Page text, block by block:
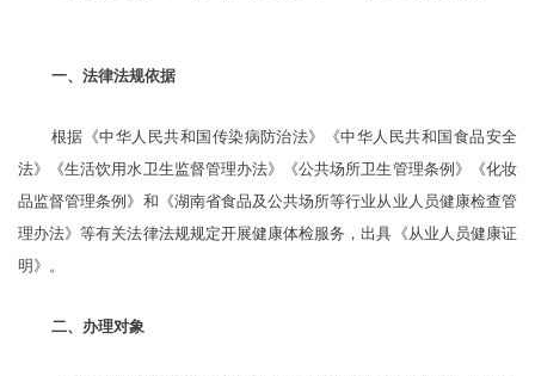
一、法律法规依据
根据《中华人民共和国传染病防治法》《中华人民共和国食品安全
法》《生活饮用水卫生监督管理办法》《公共场所卫生管理条例》《化妆
品监督管理条例》和《湖南省食品及公共场所等行业从业人员健康检查管
理办法》等有关法律法规规定开展健康体检服务，出具《从业人员健康证
明》。
二、办理对象